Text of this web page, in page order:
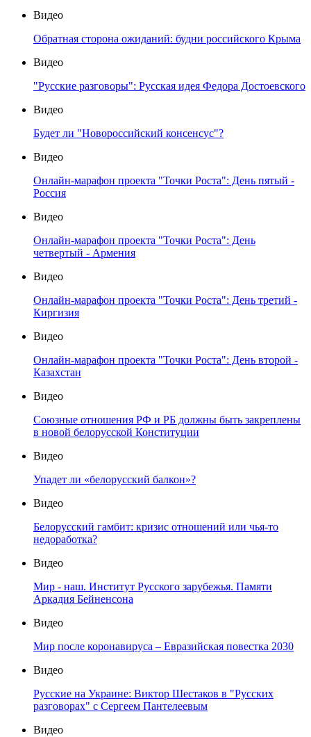
Видео
Обратная сторона ожиданий: будни российского Крыма
Видео
"Русские разговоры": Русская идея Федора Достоевского
Видео
Будет ли "Новороссийский консенсус"?
Видео
Онлайн-марафон проекта "Точки Роста": День пятый -
Россия
Видео
Онлайн-марафон проекта "Точки Роста": День
четвертый - Армения
Видео
Онлайн-марафон проекта "Точки Роста": День третий -
Киргизия
Видео
Онлайн-марафон проекта "Точки Роста": День второй -
Казахстан
Видео
Союзные отношения РФ и РБ должны быть закреплены
в новой белорусской Конституции
Видео
Упадет ли «белорусский балкон»?
Видео
Белорусский гамбит: кризис отношений или чья-то
недоработка?
Видео
Мир - наш. Институт Русского зарубежья. Памяти
Аркадия Бейненсона
Видео
Мир после коронавируса – Евразийская повестка 2030
Видео
Русские на Украине: Виктор Шестаков в "Русских
разговорах" с Сергеем Пантелеевым
Видео